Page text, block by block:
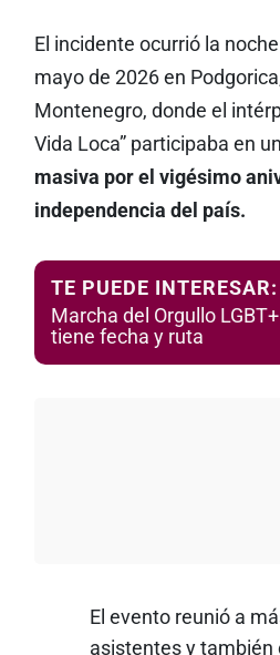
El incidente ocurrió la
mayo de 2026 en
Montenegro, donde el
Vida Loca” participaba en
masiva por el vigésimo
independencia del país.
TE PUEDE INTERESAR:
Marcha del Orgullo
tiene fecha y ruta
El evento reunió a
asistentes y también